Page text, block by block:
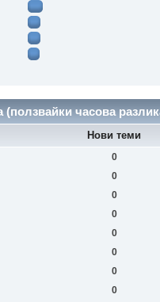
часова
Нови теми
0
0
0
0
0
0
0
0